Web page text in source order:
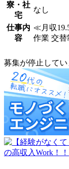
寮・社
宅
なし
仕事内
容
≪月収
作業 交替
募集が停止してい